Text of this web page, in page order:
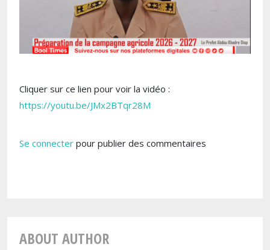
Cliquer sur ce lien pour voir la vidéo :
https://youtu.be/JMx2BTqr28M
Se connecter pour publier des commentaires
ABOUT AUTHOR